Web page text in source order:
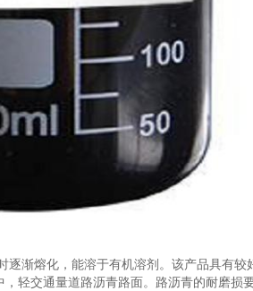
逐渐熔化，能溶于有机溶剂。该产品具有较
轻交通量道路沥青路面。路沥青的耐磨损